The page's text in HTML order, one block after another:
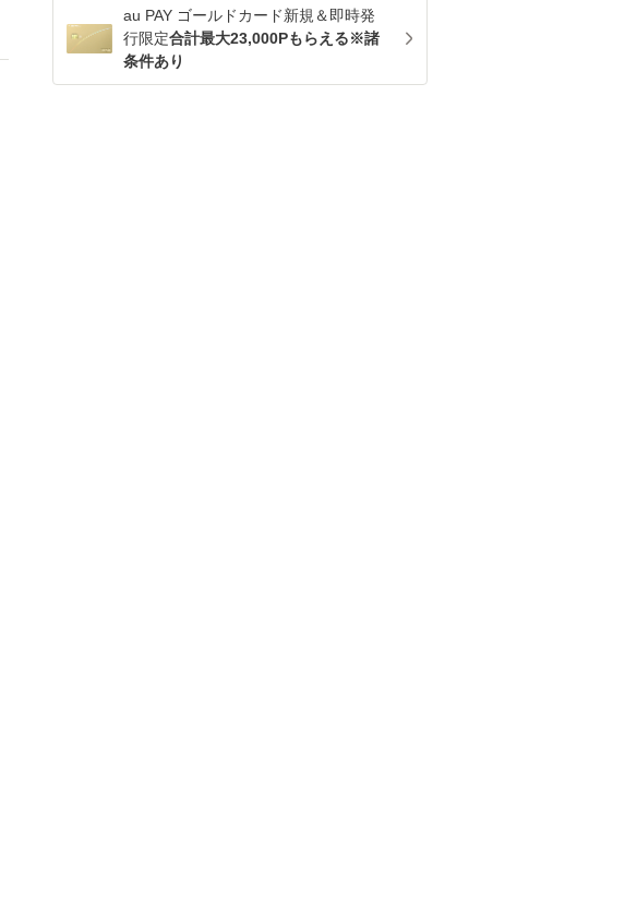
au PAY ゴールドカード新規＆即時発
行限定合計最大23,000Pもらえる※諸
条件あり